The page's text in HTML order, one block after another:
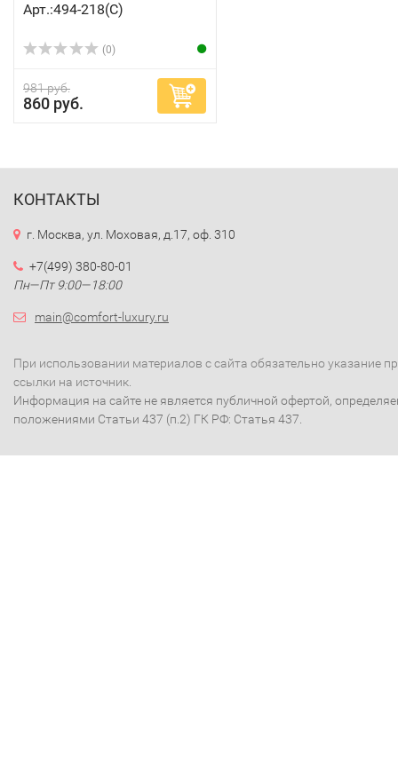
Арт.:494-218(C)
(0)
981 руб.
860 руб.
КОНТАКТЫ
г. Москва, ул. Моховая, д.17, оф. 310
+7(499) 380-80-01
Пн—Пт 9:00—18:00
main@comfort-luxury.ru
При использовании материалов с сайта обязательно указание
ссылки на источник.
Информация на сайте не является публичной офертой,
положениями Статьи 437 (п.2) ГК РФ: Статья 437.